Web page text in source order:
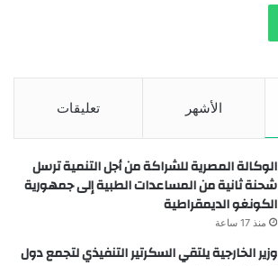
الأشهر تعليقات
الوكالة المصرية للشراكة من أجل التنمية ترسل
شحنة ثانية من المساعدات الطبية إلى جمهورية
الكونغو الديمقراطية
منذ 17 ساعة
وزير الخارجية يلتقي السكرتير التنفيذي لتجمع دول